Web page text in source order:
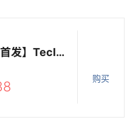
【新品首发】Teclast/台电M16十核三合一11.6英寸全网通4G手机平板4G+128G安卓吃鸡 官方标配+皮套
购买